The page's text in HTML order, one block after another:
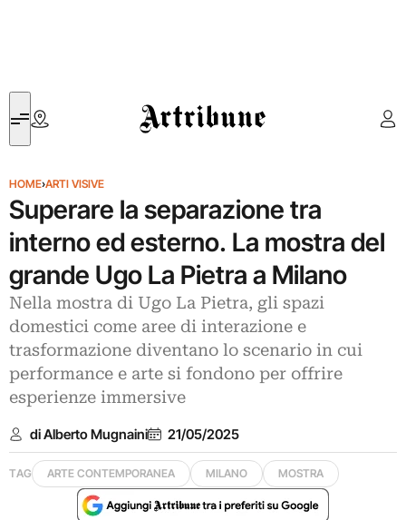
Artribune
HOME›ARTI VISIVE
Superare la separazione tra
interno ed esterno. La mostra del
grande Ugo La Pietra a Milano
Nella mostra di Ugo La Pietra, gli spazi
domestici come aree di interazione e
trasformazione diventano lo scenario in cui
performance e arte si fondono per offrire
esperienze immersive
di Alberto Mugnaini 21/05/2025
TAG ARTE CONTEMPORANEA MILANO MOSTRA